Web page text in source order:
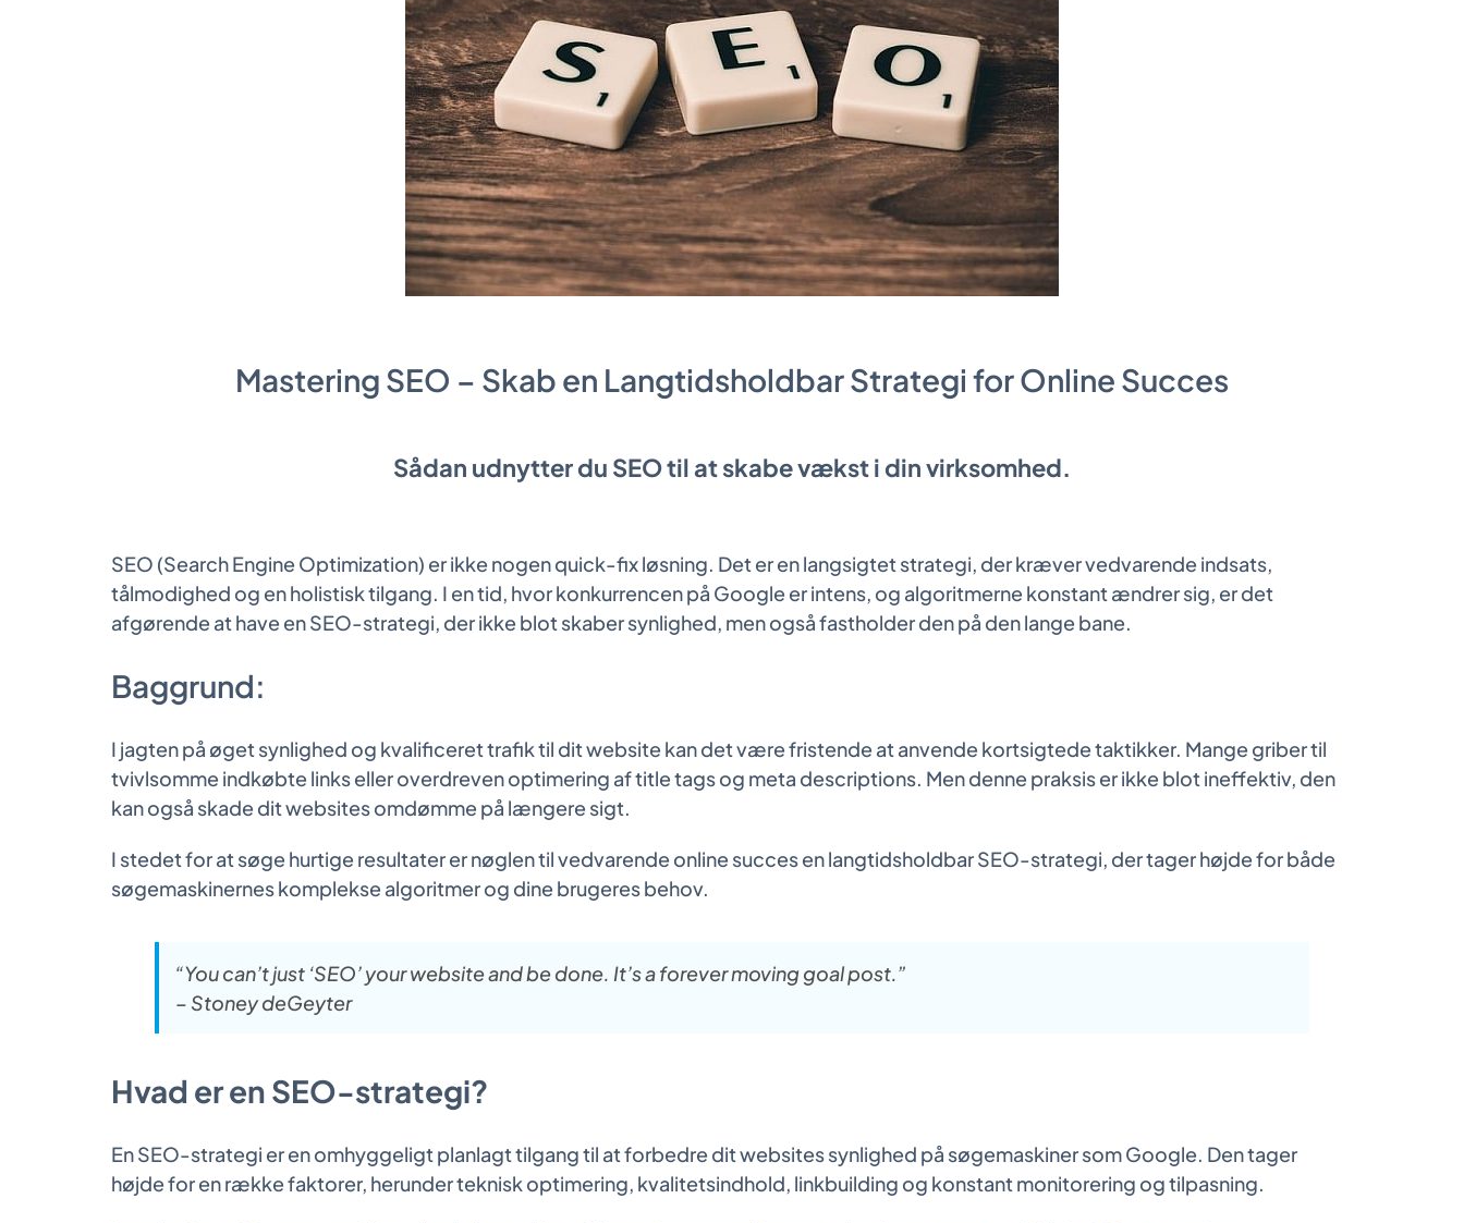
Mastering SEO – Skab en Langtidsholdbar Strategi for Online Succes
Sådan udnytter du SEO til at skabe vækst i din virksomhed.
SEO (Search Engine Optimization) er ikke nogen quick-fix løsning. Det er en langsigtet strategi, der kræver vedvarende indsats,
tålmodighed og en holistisk tilgang. I en tid, hvor konkurrencen på Google er intens, og algoritmerne konstant ændrer sig, er det
afgørende at have en SEO-strategi, der ikke blot skaber synlighed, men også fastholder den på den lange bane.
Baggrund:
I jagten på øget synlighed og kvalificeret trafik til dit website kan det være fristende at anvende kortsigtede taktikker. Mange griber til
tvivlsomme indkøbte links eller overdreven optimering af title tags og meta descriptions. Men denne praksis er ikke blot ineffektiv, den
kan også skade dit websites omdømme på længere sigt.
I stedet for at søge hurtige resultater er nøglen til vedvarende online succes en langtidsholdbar SEO-strategi, der tager højde for både
søgemaskinernes komplekse algoritmer og dine brugeres behov.
“You can’t just ‘SEO’ your website and be done. It’s a forever moving goal post.”
– Stoney deGeyter
Hvad er en SEO-strategi?
En SEO-strategi er en omhyggeligt planlagt tilgang til at forbedre dit websites synlighed på søgemaskiner som Google. Den tager
højde for en række faktorer, herunder teknisk optimering, kvalitetsindhold, linkbuilding og konstant monitorering og tilpasning.